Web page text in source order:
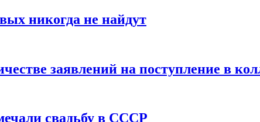
никогда не найдут
заявлений на поступление в
свадьбу в СССР